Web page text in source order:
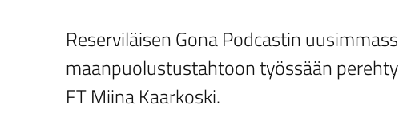
Reserviläisen Gona Podcastin
maanpuolustustahtoon työssään
FT Miina Kaarkoski.